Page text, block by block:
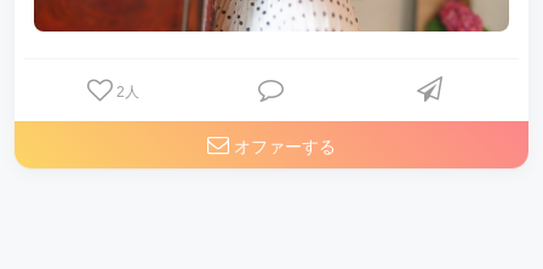
2 人
オファーする